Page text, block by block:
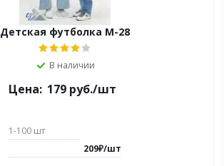
Детская футболка М-28
В наличии
Цена: 179 руб./шт
1-100 шт
209₽/шт